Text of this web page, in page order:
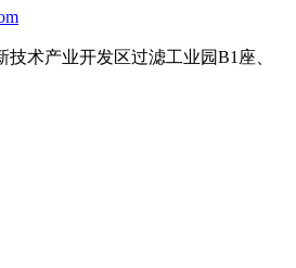
术产业开发区过滤工业园B1座、